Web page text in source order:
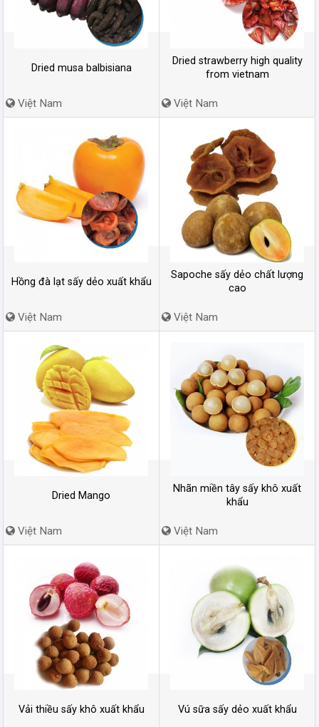
Dried musa balbisiana
Việt Nam
Dried strawberry high quality
from vietnam
Việt Nam
Hồng đà lạt sấy dẻo xuất khẩu
Việt Nam
Sapoche sấy dẻo chất lượng
cao
Việt Nam
Dried Mango
Việt Nam
Nhãn miền tây sấy khô xuất
khẩu
Việt Nam
Vải thiều sấy khô xuất khẩu Vú sữa sấy dẻo xuất khẩu